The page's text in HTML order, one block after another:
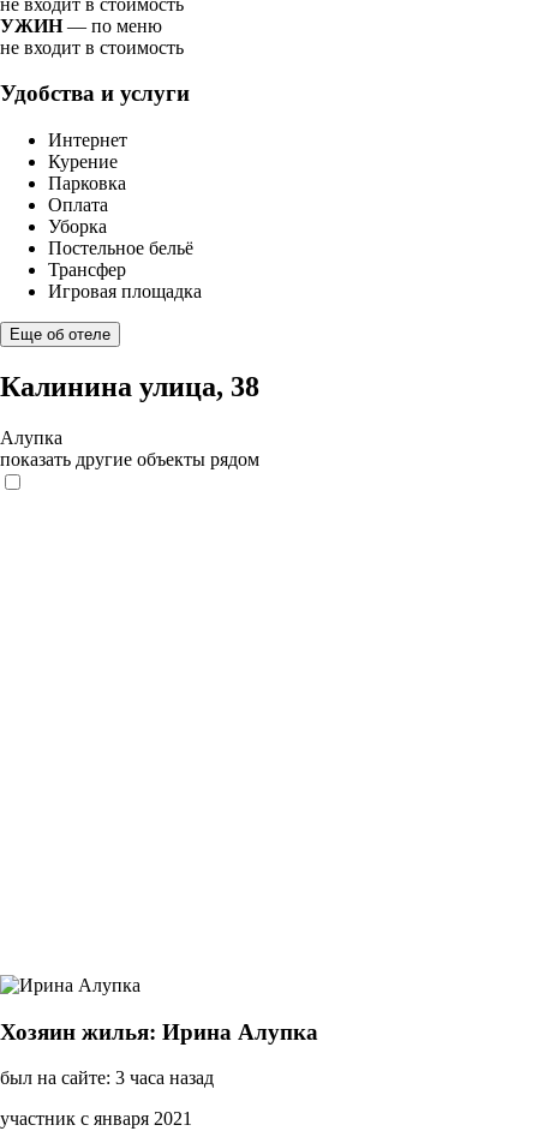
УЖИН— по меню
не входит в стоимость
Удобства и услуги
Интернет
Курение
Парковка
Оплата
Уборка
Постельное бельё
Трансфер
Игровая площадка
Еще об отеле
Калинина улица, 38
Алупка
показать другие объекты рядом
Хозяин жилья: Ирина Алупка
был на сайте: 3 часа назад
участник с января 2021